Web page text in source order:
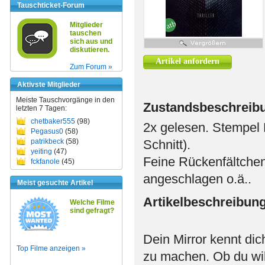
Tauschticket-Forum
Mitglieder
tauschen
sich aus und
diskutieren.
Zum Forum »
Aktivste Mitglieder
Meiste Tauschvorgänge in den
letzten 7 Tagen:
chetbaker555 (98)
Pegasus0 (58)
patrikbeck (58)
yeiting (47)
fckfanole (45)
Meist gesuchte Artikel
Welche Filme
sind gefragt?
Top Filme anzeigen »
Artikel anfordern
2x gelesen.
Schnitt).
Feine
angeschlagen o.ä..
Dein Mirror kennt
zu machen. Ob du